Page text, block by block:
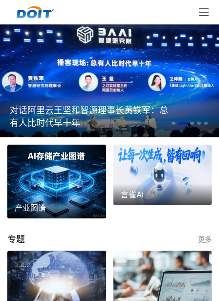
对话阿里云王坚和智源理事长黄铁军：总
有人比时代早十年
产业图谱
言雀AI
专题 更多